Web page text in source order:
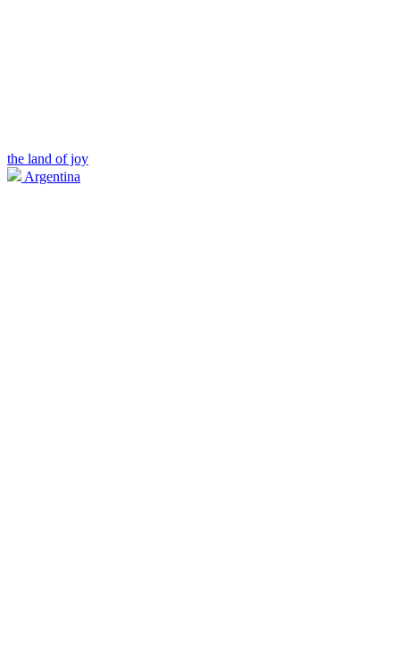
the land of joy
Argentina